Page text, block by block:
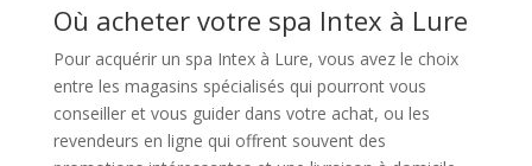
Où acheter votre spa Intex à Lure
Pour acquérir un spa Intex à Lure, vous avez le choix
entre les magasins spécialisés qui pourront vous
conseiller et vous guider dans votre achat, ou les
revendeurs en ligne qui offrent souvent des